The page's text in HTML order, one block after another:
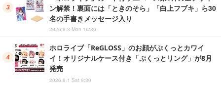
ン解禁！裏面には「ときのそら」「白上フブキ」ら30
名の手書きメッセージ入り
2026.8.3 Mon 16:30
ホロライブ「ReGLOSS」のお顔がぷくっとカワイ
イ！オリジナルケース付き「ぷくっとリング」が8月
発売
2026.8.1 Sat 9:30